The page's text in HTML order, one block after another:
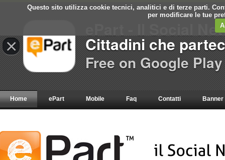
Questo sito utilizza cookie tecnici, analitici e di terze parti.
per modificare le tue
Home ePart Mobile Faq Contatti Banner
×
ePart - Il Social
Cittadini che
Free on Google Play